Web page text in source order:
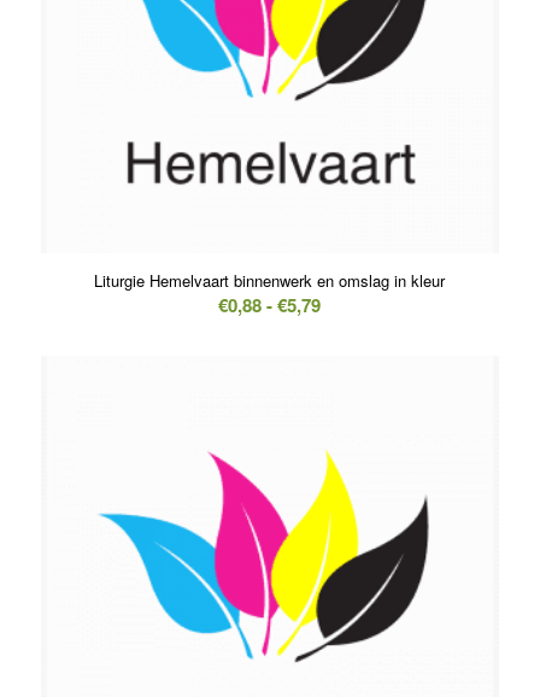
Liturgie Hemelvaart binnenwerk en omslag in kleur
€0,88 - €5,79Prijsklasse: